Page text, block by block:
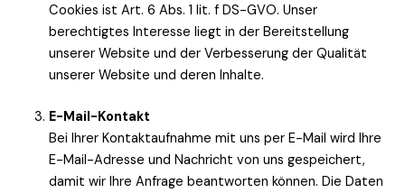
Cookies ist Art. 6 Abs. 1 lit. f DS-GVO. Unser
berechtigtes Interesse liegt in der Bereitstellung
unserer Website und der Verbesserung der Qualität
unserer Website und deren Inhalte.
E-Mail-Kontakt
Bei Ihrer Kontaktaufnahme mit uns per E-Mail wird Ihre
E-Mail-Adresse und Nachricht von uns gespeichert,
damit wir Ihre Anfrage beantworten können. Die Daten